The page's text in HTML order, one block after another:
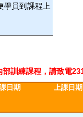
學員到課程上
部訓練課程，請致電
日期 上課日期